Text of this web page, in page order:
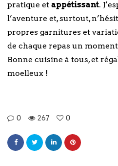
pratique et appétissant.
l’aventure et, surtout,
propres garnitures et
de chaque repas un
Bonne cuisine à tous, et
moelleux !
0 267 0